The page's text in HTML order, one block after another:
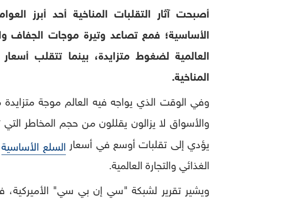
أصبحت آثار التقلبات المناخية أحد أبرز
الأساسية؛ فمع تصاعد وتيرة موجات الجفاف
العالمية لضغوط متزايدة، بينما تتقلب
المناخية.
وفي الوقت الذي يواجه فيه العالم موجة
والأسواق لا يزالون يقللون من حجم المخاطر
يؤدي إلى تقلبات أوسع في أسعار السلع الأساسية
الغذائي والتجارة العالمية.
ويشير تقرير لشبكة "سي إن بي سي" الأميركية،